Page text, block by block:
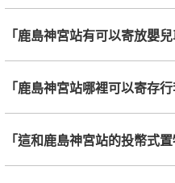
「鹿島神宮站有可以寄放嬰
「鹿島神宮站哪裡可以寄存行
「這和鹿島神宮站的投幣式